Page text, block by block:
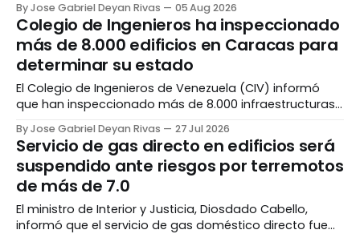
próximos días. Durante una rueda de prensa, Terán
señaló que las edificaciones fueron evaluadas por
equipos de especialistas y que los trabajos serán
realizados bajo
By Jose Gabriel Deyan Rivas 05 Aug 2026
Colegio de Ingenieros ha inspeccionado
más de 8.000 edificios en Caracas para
determinar su estado
El Colegio de Ingenieros de Venezuela (CIV) informó
que han inspeccionado más de 8.000 infraestructuras
objetivo de determinar sus condiciones, identificar
fallas y ofrecer recomendaciones a las comunidades y
autoridades locales para reducir vulnerabilidades. De
acuerdo a una
By Jose Gabriel Deyan Rivas 27 Jul 2026
Servicio de gas directo en edificios será
suspendido ante riesgos por terremotos
de más de 7.0
El ministro de Interior y Justicia, Diosdado Cabello,
informó que el servicio de gas doméstico directo fue